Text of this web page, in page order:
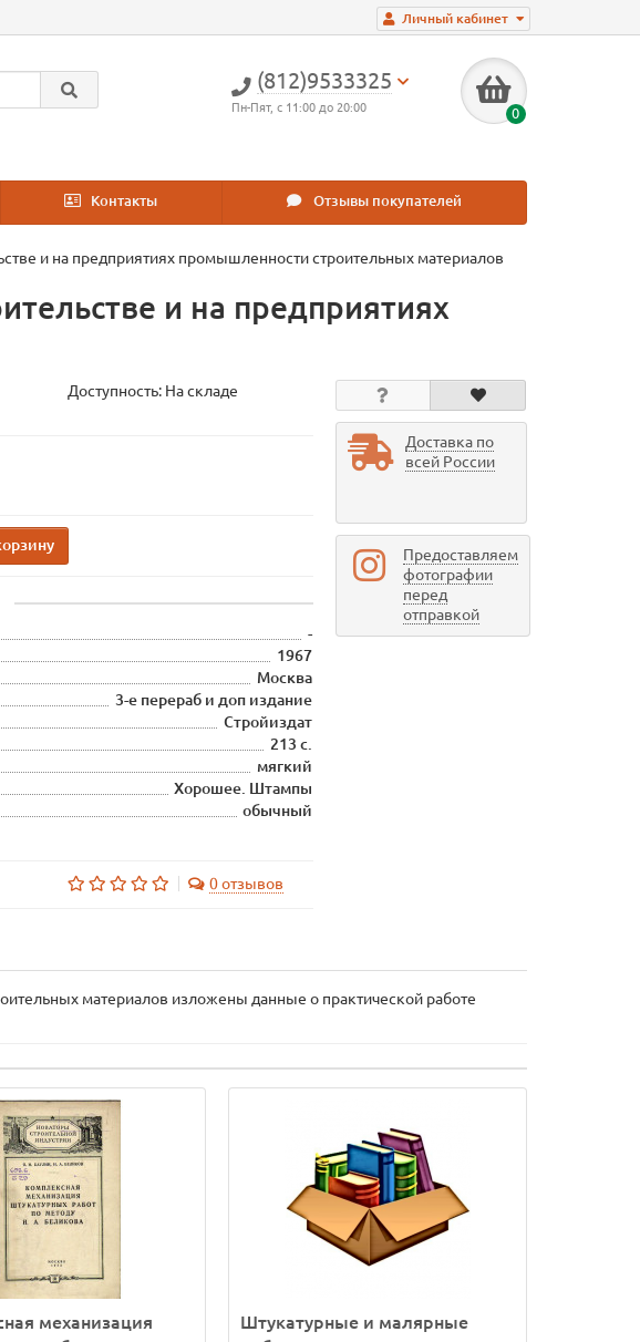
Личный кабинет
(812)9533325
Пн-Пят, с 11:00 до 20:00 0
Контакты Отзывы покупателей
и на предприятиях промышленности строительных материалов
и на предприятиях
Доступность: На складе
-
1967
Москва
3-е перераб и доп издание
Стройиздат
213 с.
мягкий
Хорошее. Штампы
обычный
0 отзывов
Доставка по
всей России
Предоставляем
фотографии
перед
отправкой
материалов изложены данные о практической работе
механизация
Штукатурные и малярные